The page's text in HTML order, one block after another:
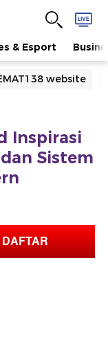
& Esport
website
Inspirasi
Sistem
DAFTAR